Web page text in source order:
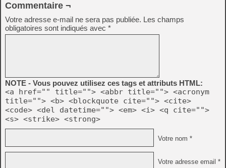
Commentaire ¬
Votre adresse e-mail ne sera pas publiée. Les champs
obligatoires sont indiqués avec *
NOTE - Vous pouvez utilisez ces tags et attributs HTML:
<a href="" title=""> <abbr title=""> <acronym
title=""> <b> <blockquote cite=""> <cite>
<code> <del datetime=""> <em> <i> <q cite="">
<s> <strike> <strong>
Votre nom *
Votre adresse email *